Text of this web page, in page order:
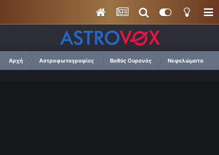
Αρχή Αστροφωτογραφίες Βαθύς Ουρανός Νεφελώματα